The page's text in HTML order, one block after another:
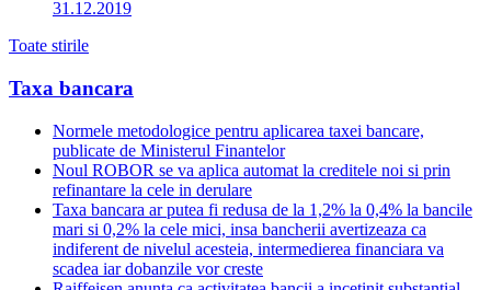
31.12.2019
Toate stirile
Taxa bancara
Normele metodologice pentru aplicarea taxei bancare,
publicate de Ministerul Finantelor
Noul ROBOR se va aplica automat la creditele noi si prin
refinantare la cele in derulare
Taxa bancara ar putea fi redusa de la 1,2% la 0,4% la bancile
mari si 0,2% la cele mici, insa bancherii avertizeaza ca
indiferent de nivelul acesteia, intermedierea financiara va
scadea iar dobanzile vor creste